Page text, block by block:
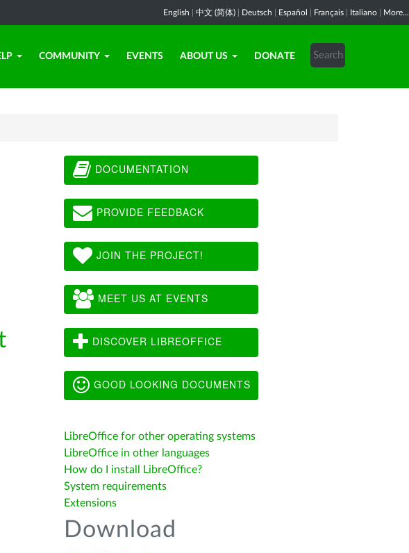
English 中文 (简体) Deutsch Español Français Italiano More...
COMMUNITY EVENTS ABOUT US DONATE
DOCUMENTATION
PROVIDE FEEDBACK
JOIN THE PROJECT!
MEET US AT EVENTS
DISCOVER LIBREOFFICE
GOOD LOOKING DOCUMENTS
LibreOffice for other operating systems
LibreOffice in other languages
How do I install LibreOffice?
System requirements
Extensions
Download